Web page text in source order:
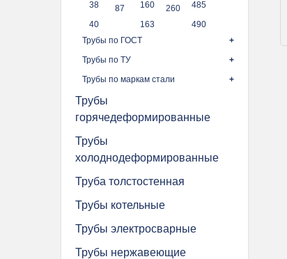
38
40
87
160
163
260
485
490
Трубы по ГОСТ
Трубы по ТУ
Трубы по маркам стали
Трубы
горячедеформированные
Трубы
холоднодеформированные
Труба толстостенная
Трубы котельные
Трубы электросварные
Трубы нержавеющие